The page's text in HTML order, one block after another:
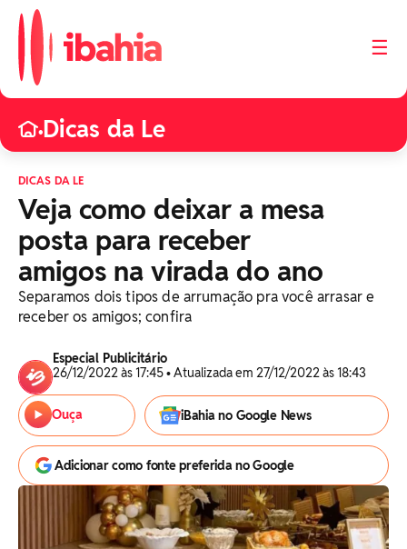
☰
•Dicas da Le
DICAS DA LE
Veja como deixar a mesa
posta para receber
amigos na virada do ano
Separamos dois tipos de arrumação pra você arrasar e
receber os amigos; confira
Especial Publicitário
26/12/2022 às 17:45 • Atualizada em 27/12/2022 às 18:43
Ouça iBahia no Google News
Adicionar como fonte preferida no Google